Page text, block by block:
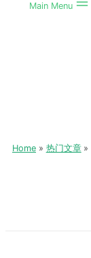
Main Menu
Home 热门文章